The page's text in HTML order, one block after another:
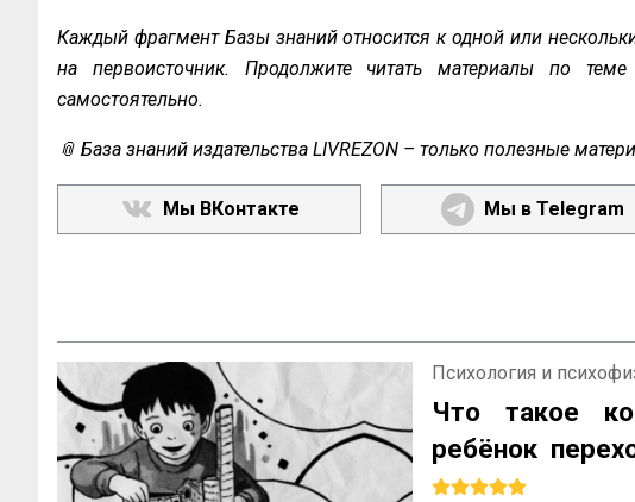
Каждый фрагмент Базы знаний относится к одной или
на первоисточник. Продолжите читать материалы по
самостоятельно.
📎 База знаний издательства LIVREZON – только полезные
Мы ВКонтакте Мы в Telegram
Психология и
Что такое
ребёнок
по Выготскому